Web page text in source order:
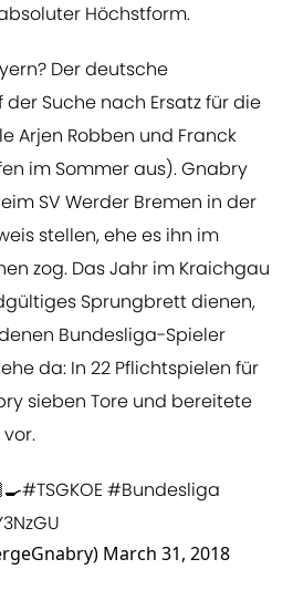
Höchstform.
Der deutsche
Suche nach Ersatz für die
Arjen Robben und Franck
im Sommer aus). Gnabry
SV Werder Bremen in der
stellen, ehe es ihn im
zog. Das Jahr im Kraichgau
Sprungbrett dienen,
Bundesliga-Spieler
da: In 22 Pflichtspielen für
sieben Tore und bereitete
#TSGKOE#Bundesliga
March 31, 2018